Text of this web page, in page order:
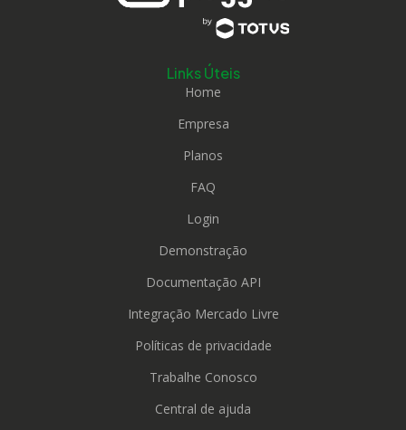
Links Úteis
Home
Empresa
Planos
FAQ
Login
Demonstração
Documentação API
Integração Mercado Livre
Políticas de privacidade
Trabalhe Conosco
Central de ajuda